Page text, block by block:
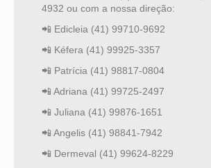
4932 ou com a nossa direção:
📲 Edicleia (41) 99710-9692
📲 Kéfera (41) 99925-3357
📲 Patrícia (41) 98817-0804
📲 Adriana (41) 99725-2497
📲 Juliana (41) 99876-1651
📲 Angelis (41) 98841-7942
📲 Dermeval (41) 99624-8229